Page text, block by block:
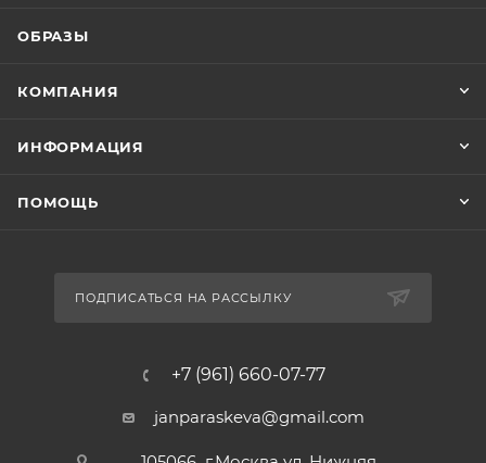
ОБРАЗЫ
КОМПАНИЯ
ИНФОРМАЦИЯ
ПОМОЩЬ
ПОДПИСАТЬСЯ НА РАССЫЛКУ
+7 (961) 660-07-77
janparaskeva@gmail.com